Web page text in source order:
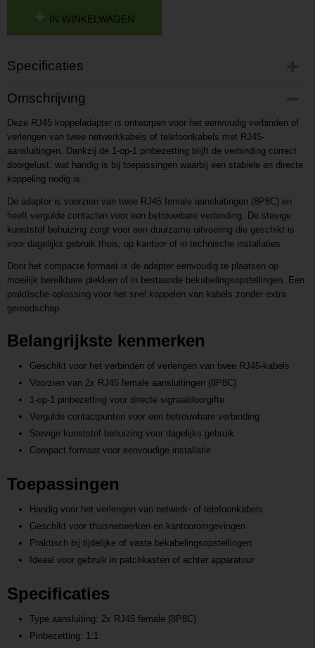
IN WINKELWAGEN
Specificaties
Productcode
UARPN
Productcode leverancier
AL2013362548
Omschrijving
Deze RJ45 koppeladapter is ontworpen voor het eenvoudig verbinden of
verlengen van twee netwerkkabels of telefoonkabels met RJ45-
aansluitingen. Dankzij de 1-op-1 pinbezetting blijft de verbinding correct
doorgelust, wat handig is bij toepassingen waarbij een stabiele en directe
koppeling nodig is.
De adapter is voorzien van twee RJ45 female aansluitingen (8P8C) en
heeft vergulde contacten voor een betrouwbare verbinding. De stevige
kunststof behuizing zorgt voor een duurzame uitvoering die geschikt is
voor dagelijks gebruik thuis, op kantoor of in technische installaties.
Door het compacte formaat is de adapter eenvoudig te plaatsen op
moeilijk bereikbare plekken of in bestaande bekabelingsopstellingen. Een
praktische oplossing voor het snel koppelen van kabels zonder extra
gereedschap.
Belangrijkste kenmerken
Geschikt voor het verbinden of verlengen van twee RJ45-kabels
Voorzien van 2x RJ45 female aansluitingen (8P8C)
1-op-1 pinbezetting voor directe signaaldoorgifte
Vergulde contactpunten voor een betrouwbare verbinding
Stevige kunststof behuizing voor dagelijks gebruik
Compact formaat voor eenvoudige installatie
Toepassingen
Handig voor het verlengen van netwerk- of telefoonkabels
Geschikt voor thuisnetwerken en kantooromgevingen
Praktisch bij tijdelijke of vaste bekabelingsopstellingen
Ideaal voor gebruik in patchkasten of achter apparatuur
Specificaties
Type aansluiting: 2x RJ45 female (8P8C)
Pinbezetting: 1:1